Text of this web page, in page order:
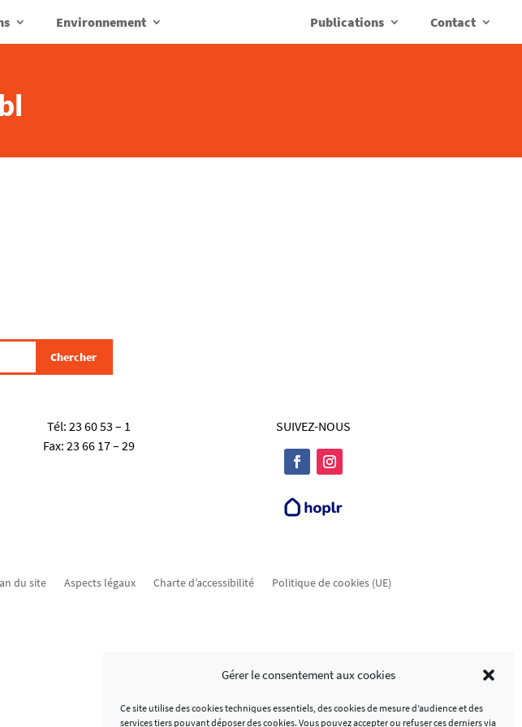
Gérer le consentement aux cookies
Ce site utilise des cookies techniques essentiels, des cookies de mesure d’audience et des
services tiers pouvant déposer des cookies. Vous pouvez accepter ou refuser ces derniers via
Environnement Publications Contact
Tél: 23 60 53 – 1
Fax: 23 66 17 – 29
SUIVEZ-NOUS
du site Aspects légaux Charte d’accessibilité Politique de cookies (UE)